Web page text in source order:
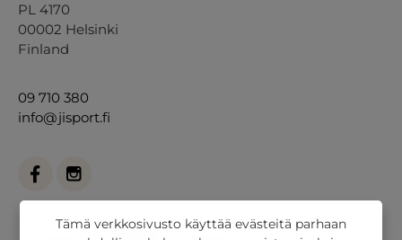
PL 4170
00002 Helsinki
Finland
09 710 380
info@jisport.fi
Tämä verkkosivusto käyttää evästeitä parhaan